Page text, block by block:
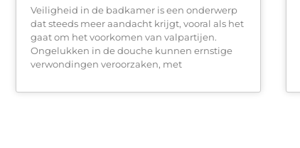
Veiligheid in de badkamer is een onderwerp
dat steeds meer aandacht krijgt, vooral als het
gaat om het voorkomen van valpartijen.
Ongelukken in de douche kunnen ernstige
verwondingen veroorzaken, met